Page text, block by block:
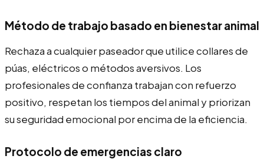
Método de trabajo basado en bienestar animal
Rechaza a cualquier paseador que utilice collares de
púas, eléctricos o métodos aversivos. Los
profesionales de confianza trabajan con refuerzo
positivo, respetan los tiempos del animal y priorizan
su seguridad emocional por encima de la eficiencia.
Protocolo de emergencias claro